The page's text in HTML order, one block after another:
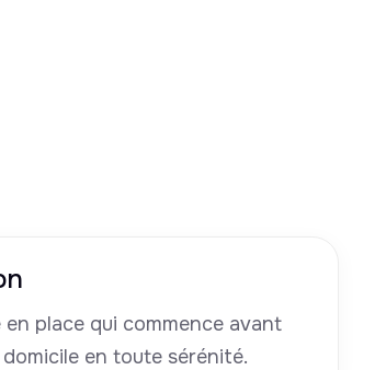
place qui commence avant
en toute sérénité.